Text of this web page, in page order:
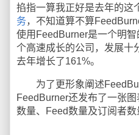
掐指一算我正好是去年的这
务，不知道算不算
使用FeedBurner是一个明
个高速成长的公司，发展十
去年增长了161%。
为了更形象阐述
FeedBurner还发布了一张
数量、Feed数量及订阅者数